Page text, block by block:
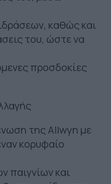
καθώς και
του, ώστε να
προσδοκίες
της Allwyn με
κορυφαίο
παιγνίων και